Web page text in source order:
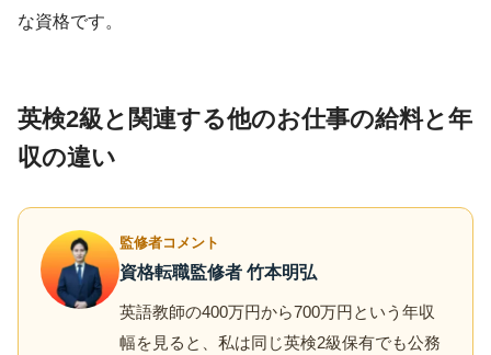
な資格です。
英検2級と関連する他のお仕事の給料と年
収の違い
監修者コメント
資格転職監修者 竹本明弘
英語教師の400万円から700万円という年収
幅を見ると、私は同じ英検2級保有でも公務